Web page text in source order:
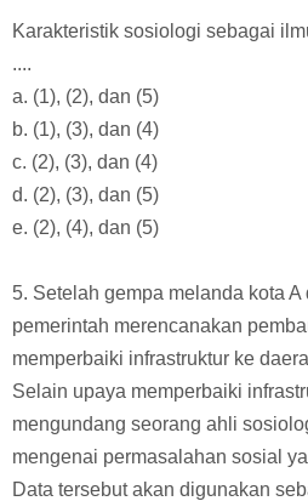
Karakteristik sosiologi sebagai
....
a. (1), (2), dan (5)
b. (1), (3), dan (4)
c. (2), (3), dan (4)
d. (2), (3), dan (5)
e. (2), (4), dan (5)
5. Setelah gempa melanda kota A
pemerintah merencanakan
memperbaiki infrastruktur ke
Selain upaya memperbaiki
mengundang seorang ahli
mengenai permasalahan sosial
Data tersebut akan digunakan